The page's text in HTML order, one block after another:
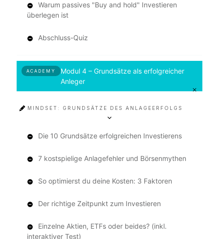
Warum passives "Buy and hold" Investieren
überlegen ist
Abschluss-Quiz
ACADEMY
Modul 4 – Grundsätze als erfolgreicher
Anleger
MINDSET: GRUNDSÄTZE DES ANLAGEERFOLGS
Die 10 Grundsätze erfolgreichen Investierens
7 kostspielige Anlagefehler und Börsenmythen
So optimierst du deine Kosten: 3 Faktoren
Der richtige Zeitpunkt zum Investieren
Einzelne Aktien, ETFs oder beides? (inkl.
interaktiver Test)